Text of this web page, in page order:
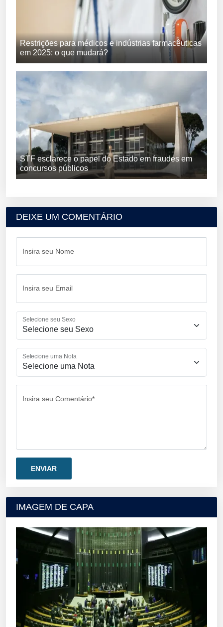
Restrições para médicos e indústrias farmacêuticas
em 2025: o que mudará?
STF esclarece o papel do Estado em fraudes em
concursos públicos
DEIXE UM COMENTÁRIO
Insira seu Nome
Insira seu Email
Selecione seu Sexo
Selecione uma Nota
Insira seu Comentário*
IMAGEM DE CAPA